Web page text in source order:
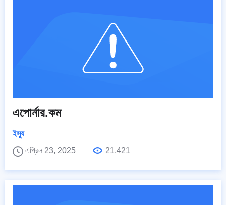
এপোর্নার.কম
ইস্যু
এপ্রিল 23, 2025
21,421